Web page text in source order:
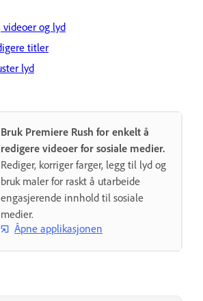
og lyd
titler
lyd
Bruk Premiere Rush for enkelt å
redigere videoer for sosiale medier.
Rediger, korriger farger, legg til lyd og
bruk maler for raskt å utarbeide
engasjerende innhold til sosiale
medier.
Åpne applikasjonen